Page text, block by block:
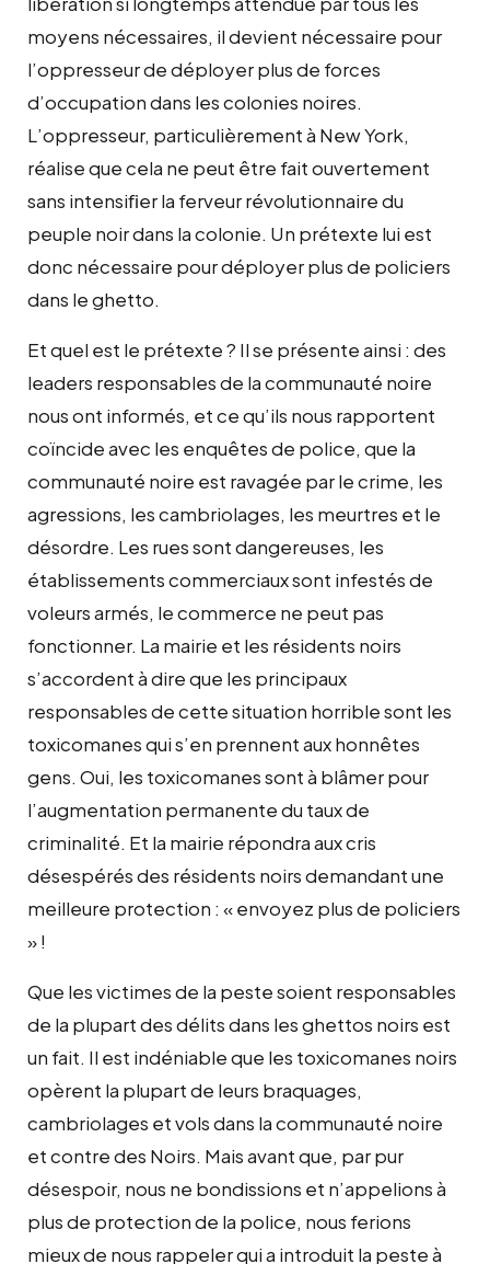
moyens nécessaires, il devient nécessaire pour
l’oppresseur de déployer plus de forces
d’occupation dans les colonies noires.
L’oppresseur, particulièrement à New York,
réalise que cela ne peut être fait ouvertement
sans intensiﬁer la ferveur révolutionnaire du
peuple noir dans la colonie. Un prétexte lui est
donc nécessaire pour déployer plus de policiers
dans le ghetto.
Et quel est le prétexte ? Il se présente ainsi : des
leaders responsables de la communauté noire
nous ont informés, et ce qu’ils nous rapportent
coïncide avec les enquêtes de police, que la
communauté noire est ravagée par le crime, les
agressions, les cambriolages, les meurtres et le
désordre. Les rues sont dangereuses, les
établissements commerciaux sont infestés de
voleurs armés, le commerce ne peut pas
fonctionner. La mairie et les résidents noirs
s’accordent à dire que les principaux
responsables de cette situation horrible sont les
toxicomanes qui s’en prennent aux honnêtes
gens. Oui, les toxicomanes sont à blâmer pour
l’augmentation permanente du taux de
criminalité. Et la mairie répondra aux cris
désespérés des résidents noirs demandant une
meilleure protection : « envoyez plus de policiers
» !
Que les victimes de la peste soient responsables
de la plupart des délits dans les ghettos noirs est
un fait. Il est indéniable que les toxicomanes noirs
opèrent la plupart de leurs braquages,
cambriolages et vols dans la communauté noire
et contre des Noirs. Mais avant que, par pur
désespoir, nous ne bondissions et n’appelions à
plus de protection de la police, nous ferions
mieux de nous rappeler qui a introduit la peste à